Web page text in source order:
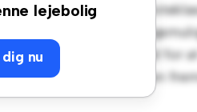
lejebolig
nu
Med sin
og
en fantastisk mulighed for
glip af det - planlæg en